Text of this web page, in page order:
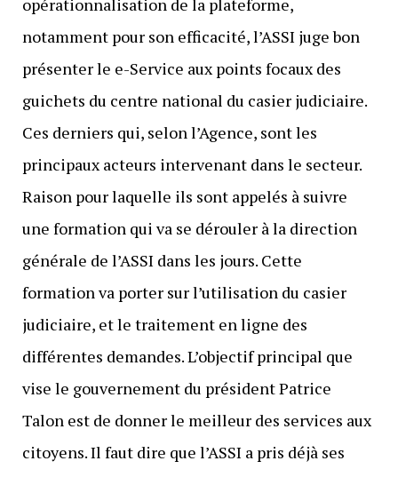
notamment pour son efficacité, l’ASSI juge bon
présenter le e-Service aux points focaux des
guichets du centre national du casier judiciaire.
Ces derniers qui, selon l’Agence, sont les
principaux acteurs intervenant dans le secteur.
Raison pour laquelle ils sont appelés à suivre
une formation qui va se dérouler à la direction
générale de l’ASSI dans les jours. Cette
formation va porter sur l’utilisation du casier
judiciaire, et le traitement en ligne des
différentes demandes. L’objectif principal que
vise le gouvernement du président Patrice
Talon est de donner le meilleur des services aux
citoyens. Il faut dire que l’ASSI a pris déjà ses